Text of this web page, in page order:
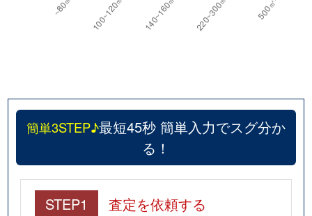
簡単3STEP♪最短45秒 簡単入力でスグ分か
る！
STEP1 査定を依頼する